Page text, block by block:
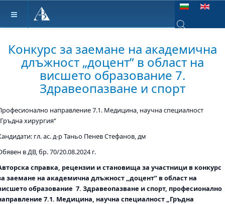
Изберете език
Конкурс за заемане на академична
длъжност „доцент” в област на
висшето образование 7.
Здравеопазване и спорт
направление 7.1. Медицина, научна специалност
хирургия“
гл. ас. д-р Таньо Пенев Стефанов, дм
в ДВ, бр. 70/20.08.2024 г.
справка, рецензии и становища за участници в конкурс
заемане на академична длъжност „доцент” в област на
образование 7. Здравеопазване и спорт, професионално
7.1. Медицина, научна специалност „Гръдна